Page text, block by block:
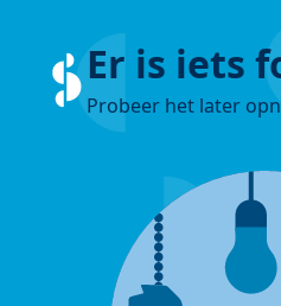
Er is iets
Probeer het later